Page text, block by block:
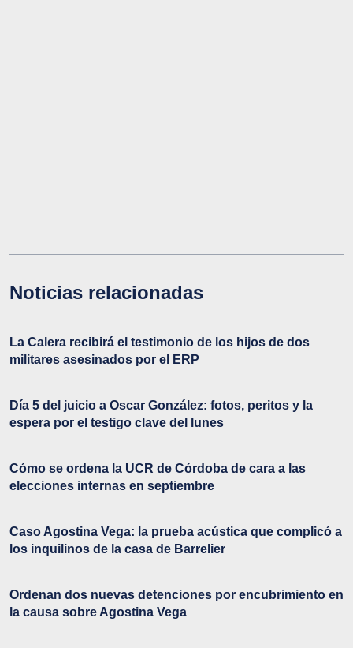
Noticias relacionadas
La Calera recibirá el testimonio de los hijos de dos
militares asesinados por el ERP
Día 5 del juicio a Oscar González: fotos, peritos y la
espera por el testigo clave del lunes
Cómo se ordena la UCR de Córdoba de cara a las
elecciones internas en septiembre
Caso Agostina Vega: la prueba acústica que complicó a
los inquilinos de la casa de Barrelier
Ordenan dos nuevas detenciones por encubrimiento en
la causa sobre Agostina Vega